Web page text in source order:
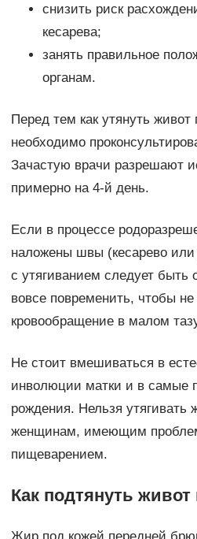
снизить риск
кесарева;
занять правильное
органам.
Перед тем как утянуть живот
необходимо
Зачастую врачи разрешают
примерно на 4-й день.
Если в процессе
наложены швы (кесарево
с утягиванием следует быть
вовсе повременить, чтобы
кровообращение в малом
Не стоит вмешиваться в
инволюции матки и в самые
рождения. Нельзя утягивать
женщинам, имеющим
пищеварением.
Как подтянуть